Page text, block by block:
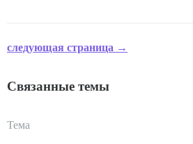
следующая страница →
Связанные темы
Тема